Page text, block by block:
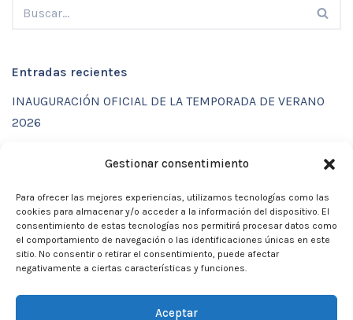
Gestionar consentimiento
Para ofrecer las mejores experiencias, utilizamos tecnologías como las
cookies para almacenar y/o acceder a la información del dispositivo. El
consentimiento de estas tecnologías nos permitirá procesar datos como
el comportamiento de navegación o las identificaciones únicas en este
sitio. No consentir o retirar el consentimiento, puede afectar
negativamente a ciertas características y funciones.
Aceptar
Entradas recientes
INAUGURACIÓN OFICIAL DE LA TEMPORADA DE VERANO
2026
CALENDARIO DE ACTIVIDADES VERANO 2026 – CLUB
MARTIA 86
ACTIVIDADES DE VERANO 2026